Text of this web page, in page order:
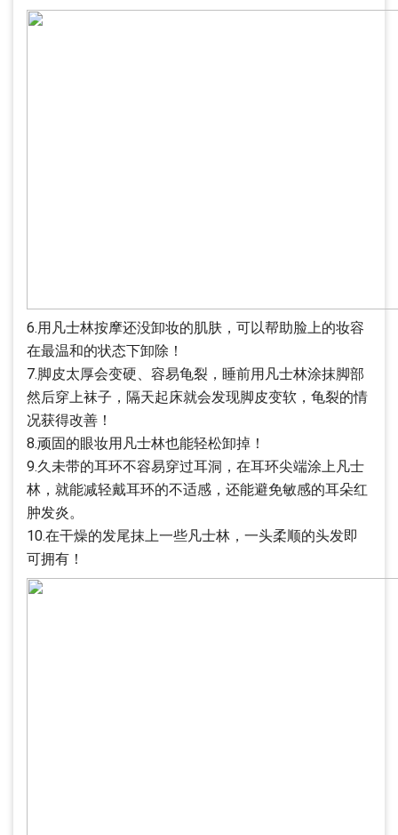
6.用凡士林按摩还没卸妆的肌肤，可以帮助脸上的妆容
在最温和的状态下卸除！
7.脚皮太厚会变硬、容易龟裂，睡前用凡士林涂抹脚部
然后穿上袜子，隔天起床就会发现脚皮变软，龟裂的情
况获得改善！
8.顽固的眼妆用凡士林也能轻松卸掉！
9.久未带的耳环不容易穿过耳洞，在耳环尖端涂上凡士
林，就能减轻戴耳环的不适感，还能避免敏感的耳朵红
肿发炎。
10.在干燥的发尾抹上一些凡士林，一头柔顺的头发即
可拥有！